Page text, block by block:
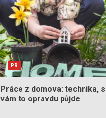
PR
Práce z domova: technika,
vám to opravdu půjde